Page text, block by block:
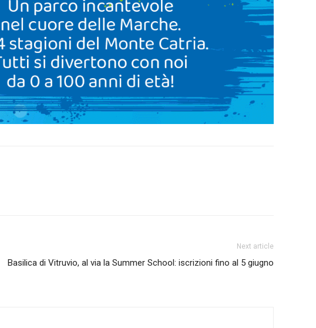
Next article
Basilica di Vitruvio, al via la Summer School: iscrizioni fino al 5 giugno